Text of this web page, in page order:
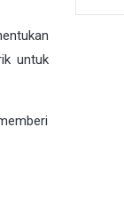
untuk